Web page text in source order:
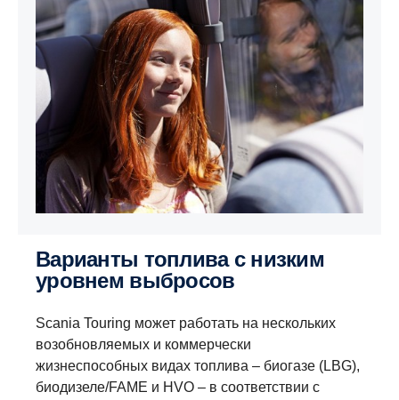
Варианты топлива с низким
уровнем выбросов
Scania Touring может работать на нескольких
возобновляемых и коммерчески
жизнеспособных видах топлива – биогазе (LBG),
биодизеле/FAME и HVO – в соответствии с